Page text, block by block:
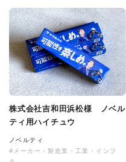
株式会社吉和田浜松様 ノベル
ティ用ハイチュウ
ノベルティ
#メーカー・製造業・工業・インフ